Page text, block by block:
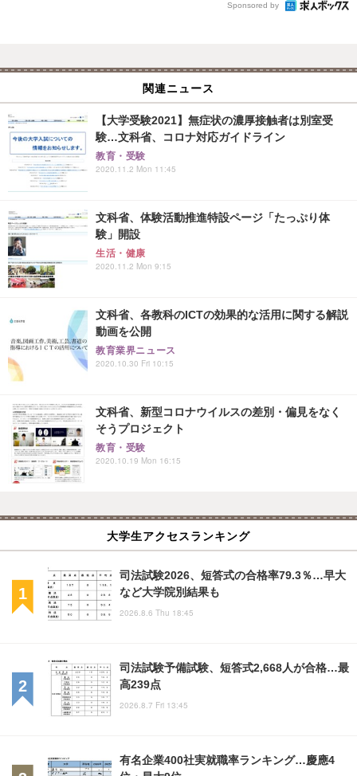
Sponsored by
関連ニュース
【大学受験2021】無症状の濃厚接触者は別室受
験…文科省、コロナ対応ガイドライン
教育・受験
2020.11.2 Mon 11:45
文科省、体験活動推進特設ページ「たっぷり体
験」開設
生活・健康
2020.11.2 Mon 9:15
文科省、各教科のICTの効果的な活用に関する解説
動画を公開
教育業界ニュース
2020.10.30 Fri 10:15
文科省、新型コロナウイルスの差別・偏見をなく
そうプロジェクト
教育・受験
2020.10.19 Mon 16:15
大学生アクセスランキング
司法試験2026、短答式の合格率79.3％…早大
など大学院別結果も
2026.8.6 Thu 18:45
司法試験予備試験、短答式2,668人が合格…最
高239点
2026.8.7 Fri 13:45
有名企業400社実就職率ランキング…慶應4